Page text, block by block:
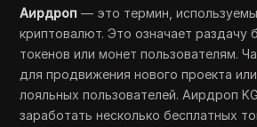
Аирдроп — это термин,
криптовалют. Это означает раздачу
токенов или монет пользователям.
для продвижения нового проекта
лояльных пользователей. Аирдроп
заработать несколько бесплатных